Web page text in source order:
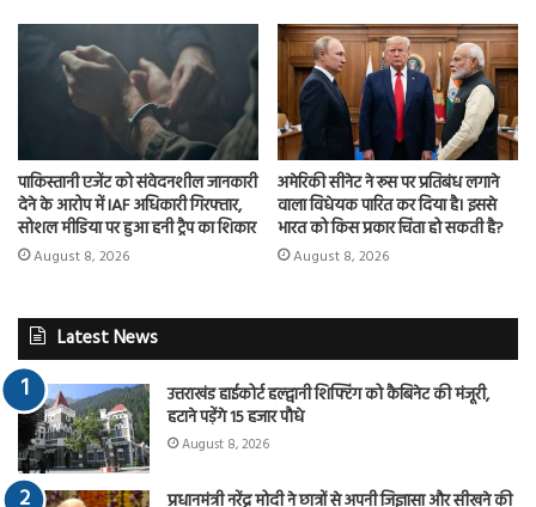
पाकिस्तानी एजेंट को संवेदनशील जानकारी
देने के आरोप में IAF अधिकारी गिरफ्तार,
सोशल मीडिया पर हुआ हनी ट्रैप का शिकार
August 8, 2026
अमेरिकी सीनेट ने रूस पर प्रतिबंध लगाने
वाला विधेयक पारित कर दिया है। इससे
भारत को किस प्रकार चिंता हो सकती है?
August 8, 2026
Latest News
उत्तराखंड हाईकोर्ट हल्द्वानी शिफ्टिंग को कैबिनेट की मंजूरी,
हटाने पड़ेंगे 15 हजार पौधे
August 8, 2026
प्रधानमंत्री नरेंद्र मोदी ने छात्रों से अपनी जिज्ञासा और सीखने की